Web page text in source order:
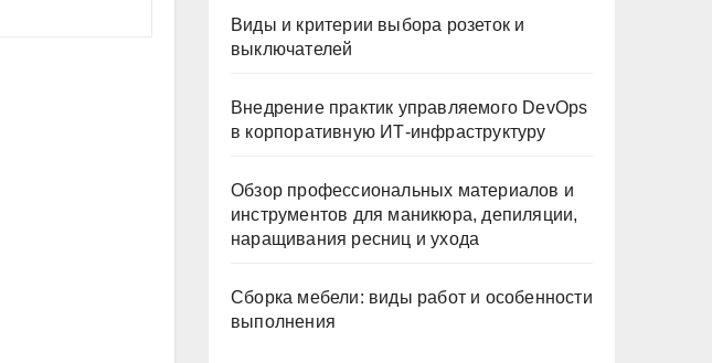
Виды и критерии выбора розеток и
выключателей
Внедрение практик управляемого DevOps
в корпоративную ИТ-инфраструктуру
Обзор профессиональных материалов и
инструментов для маникюра, депиляции,
наращивания ресниц и ухода
Сборка мебели: виды работ и особенности
выполнения